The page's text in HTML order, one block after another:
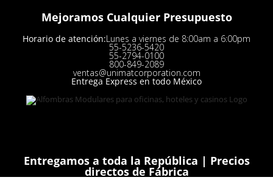
Mejoramos Cualquier Presupuesto
Horario de atención:Lunes a viernes de 8:00am a 6:00pm
55-5236-5420
55-2794-0100
800-849-2089
ventas@unimatcorporation.com
Entrega Express en todo México
Entregamos a toda la República | Precios
directos de Fábrica